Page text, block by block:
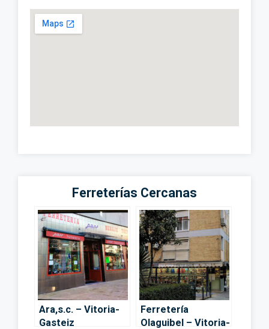
Ferreterías Cercanas
Ara,s.c. – Vitoria-
Gasteiz
Ferretería
Olaguibel – Vitoria-